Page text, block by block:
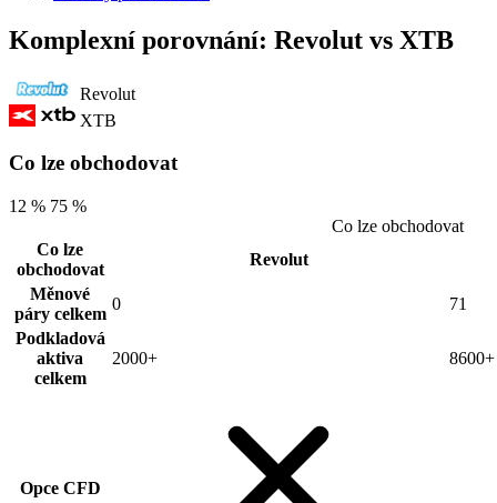
Komplexní porovnání: Revolut vs XTB
Revolut
XTB
Co lze obchodovat
12 % 75 %
Co lze obchodovat
Co lze
obchodovat
Revolut
Měnové
páry celkem
0
71
Podkladová
aktiva
celkem
2000+ 8600+
Opce CFD